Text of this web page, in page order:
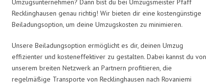
Umzugsunternehmen? Dann bist du bei Umzugsmeister Pfaff
Recklinghausen genau richtig! Wir bieten dir eine kostengünstige
Beiladungsoption, um deine Umzugskosten zu minimieren.
Unsere Beiladungsoption ermöglicht es dir, deinen Umzug
effizienter und kosteneffektiver zu gestalten. Dabei kannst du von
unserem breiten Netzwerk an Partnern profitieren, die
regelmäßige Transporte von Recklinghausen nach Rovaniemi